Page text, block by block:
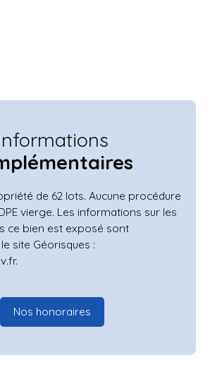
de 62 lots. Aucune procédure
vierge. Les informations sur les
ce bien est exposé sont
site Géorisques :
Nos honoraires